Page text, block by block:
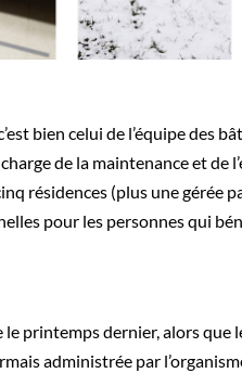
bien celui de l’équipe des
de la maintenance et de
résidences (plus une gérée
pour les personnes qui
printemps dernier, alors que
administrée par